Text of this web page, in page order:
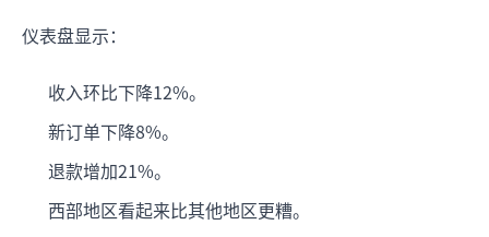
仪表盘显示：
收入环比下降12%。
新订单下降8%。
退款增加21%。
西部地区看起来比其他地区更糟。